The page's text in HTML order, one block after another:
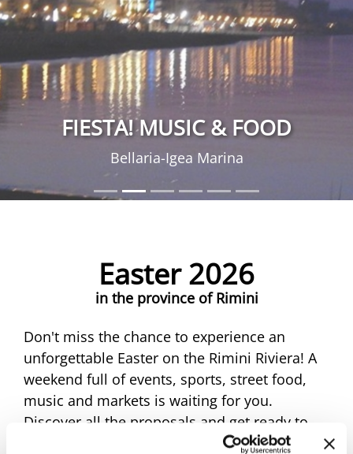
FIESTA! MUSIC & FOOD
Bellaria-Igea Marina
Easter 2026
in the province of Rimini
Don't miss the chance to experience an
unforgettable Easter on the Rimini Riviera! A
weekend full of events, sports, street food,
music and markets is waiting for you.
Discover all the proposals and get ready to
experience unique emotions. Book your